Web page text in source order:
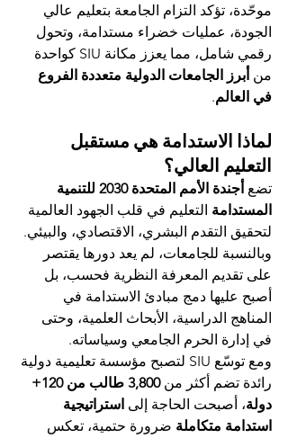
موحّدة، تؤكد التزام الجامعة بتعليم عالي
الجودة، عمليات خضراء مستدامة، وتحول
رقمي شامل، مما يعزز مكانة SIU كواحدة
من أبرز الجامعات الدولية متعددة الفروع
في العالم.
لماذا الاستدامة هي مستقبل
التعليم العالي؟
تضع
أجندة الأمم المتحدة 2030 للتنمية
المستدامة التعليم في قلب الجهود العالمية
لتحقيق التقدم البشري، الاقتصادي، والبيئي.
وبالنسبة للجامعات، لم يعد دورها يقتصر
على تقديم المعرفة النظرية فحسب، بل
أصبح عليها دمج مبادئ الاستدامة في
المناهج الدراسية، الأبحاث العلمية، وحتى
في إدارة الحرم الجامعي وسياساته.
ومع توسّع SIU لتصبح مؤسسة تعليمية دولية
رائدة تضم أكثر من
3,800 طالب من 120+
دولة، أصبحت الحاجة إلى استراتيجية
استدامة متكاملة ضرورة حتمية، تعكس